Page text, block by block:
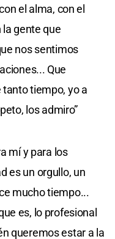
el alma, con el
gente que
nos sentimos
Que
tiempo, yo a
los admiro”
mí y para los
es un orgullo, un
mucho tiempo...
es, lo profesional
queremos estar a la